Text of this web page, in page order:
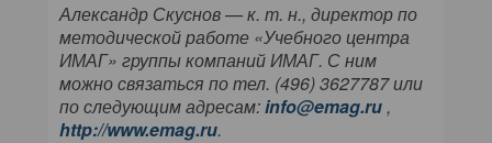
Александр Скуснов — к. т. н., директор по
методической работе «Учебного центра
ИМАГ» группы компаний ИМАГ. С ним
можно связаться по тел. (496) 3627787 или
по следующим адресам:info@emag.ru,
http://www.emag.ru.